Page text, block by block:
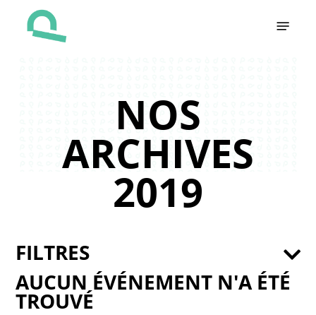
NOS
ARCHIVES
2019
AUCUN ÉVÉNEMENT N'A ÉTÉ
TROUVÉ
FILTRES